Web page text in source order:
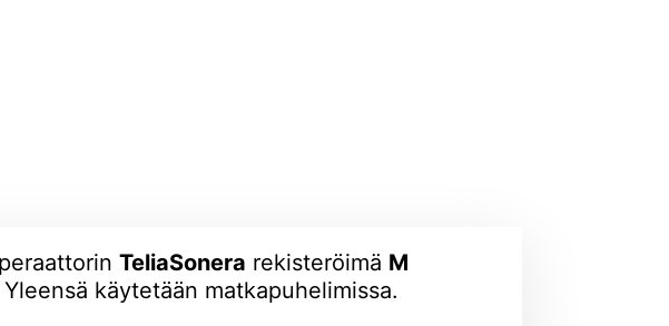
TeliaSonera rekisteröimä M
käytetään matkapuhelimissa.